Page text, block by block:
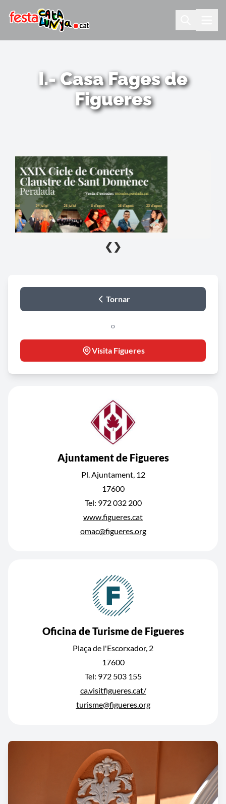
I.- Casa Fages de
Figueres
❮ ❯
Tornar
o
Visita Figueres
Ajuntament de Figueres
Pl. Ajuntament, 12
17600
Tel: 972 032 200
www.figueres.cat
omac@figueres.org
Oficina de Turisme de Figueres
Plaça de l'Escorxador, 2
17600
Tel: 972 503 155
ca.visitfigueres.cat/
turisme@figueres.org